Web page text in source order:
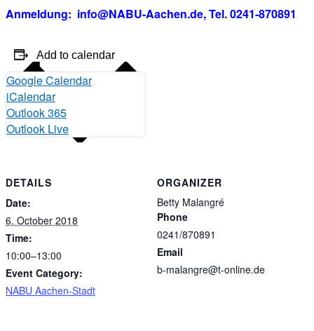
Anmeldung: info@NABU-Aachen.de, Tel. 0241-870891
Add to calendar
Google Calendar
iCalendar
Outlook 365
Outlook Live
DETAILS
Date:
6. October 2018
Time:
10:00–13:00
Event Category:
NABU Aachen-Stadt
ORGANIZER
Betty Malangré
Phone
0241/870891
Email
b-malangre@t-online.de